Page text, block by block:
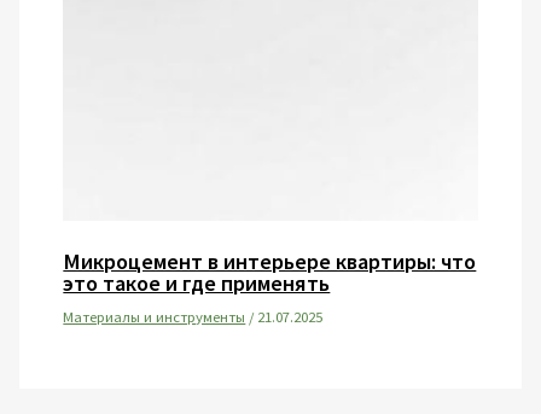
Микроцемент в интерьере квартиры: что
это такое и где применять
Материалы и инструменты /21.07.2025